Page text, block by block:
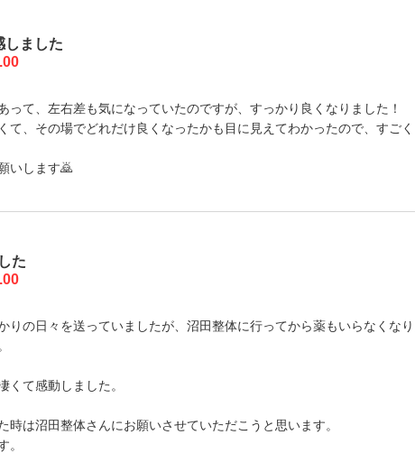
しました
って、左右差も気になっていたのですが、すっかり良くなりました！
て、その場でどれだけ良くなったかも目に見えてわかったので、すご
いします🙇
た
りの日々を送っていましたが、沼田整体に行ってから薬もいらなくな
くて感動しました。
時は沼田整体さんにお願いさせていただこうと思います。
。